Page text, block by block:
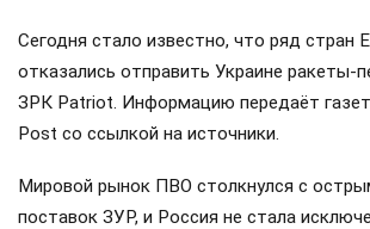
Сегодня стало известно, что ряд стран
отказались отправить Украине ракеты-
ЗРК Patriot. Информацию передаёт
Post со ссылкой на источники.
Мировой рынок ПВО столкнулся с
поставок ЗУР, и Россия не стала